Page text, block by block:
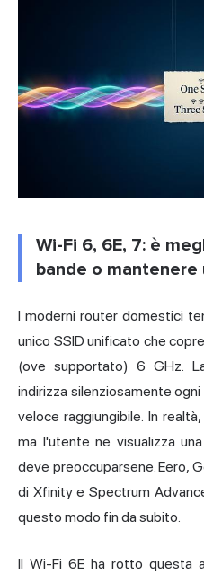
Wi-Fi 6, 6E, 7: è
bande o mantenere
I moderni router domestici
unico SSID unificato che
(ove supportato) 6 GHz.
indirizza silenziosamente
veloce raggiungibile. In
ma l'utente ne visualizza
deve preoccuparsene. Eero,
di Xfinity e Spectrum
questo modo fin da subito.
Il Wi-Fi 6E ha rotto questa